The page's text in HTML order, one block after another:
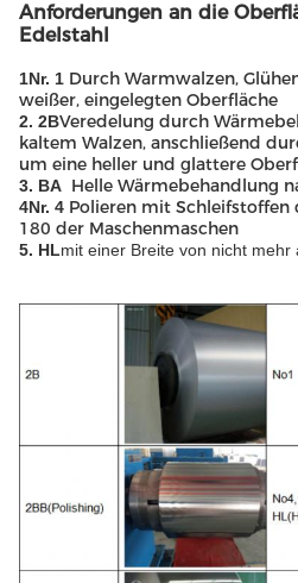
Anforderungen an die
Edelstahl
1Nr. 1 Durch Warmwalzen,
weißer, eingelegten Oberfläche
2. 2BVeredelung durch
kaltem Walzen, anschließend
um eine heller und glattere
3. BA Helle Wärmebehandlung
4Nr. 4 Polieren mit
180 der Maschenmaschen
5. HLmit einer Breite von nicht mehr